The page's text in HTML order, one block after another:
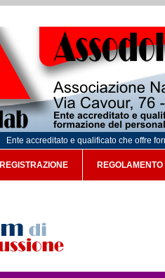
Ente accreditato e qualificato che offre
REGISTRAZIONE REGOLAMENTO